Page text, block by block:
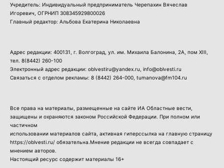
Учредитель: Индивидуальный предприниматель Черепахин Вячеслав
Игоревич, ОГРНИП 308345929800026
Главный редактор: Альбова Екатерина Николаевна
Адрес редакции: 400131, г. Волгоград, ул. им. Михаила Балонина, 2А, пом XIII,
тел. 8(8442) 260-100
Электронный адрес редакции: oblvestiru@yandex.ru, info@oblvesti.ru
Связаться с отделом рекламы: 8 (8442) 264-000 , tumanova@fm104.ru
Все права на материалы, размещенные на сайте ИА Областные вести,
защищены и охраняются законом Российской Федерации. При полном или
частичном
использовании материалов сайта, активная гиперссылка на главную страницу
https://oblvesti.ru/ обязательна.Мнение редакции не всегда совпадает с
мнением авторов.
Настоящий ресурс содержит материалы 16+